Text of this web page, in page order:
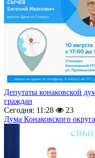
Депутаты конаковской
граждан
Сегодня: 11:28
23
Дума Конаковского округа